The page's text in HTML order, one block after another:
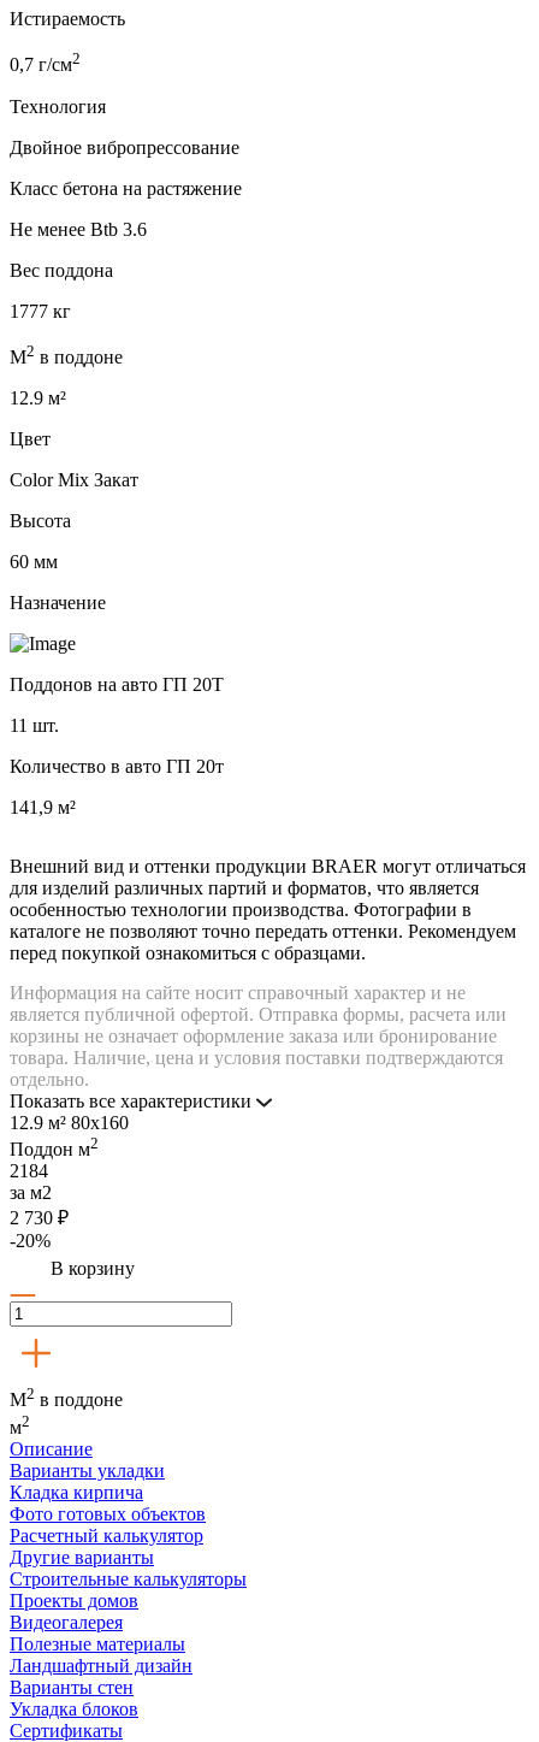
Истираемость
0,7 г/см2
Технология
Двойное вибропрессование
Класс бетона на растяжение
Не менее Btb 3.6
Вес поддона
1777 кг
М2 в поддоне
12.9 м²
Цвет
Color Mix Закат
Высота
60 мм
Назначение
Поддонов на авто ГП 20Т
11 шт.
Количество в авто ГП 20т
141,9 м²
Внешний вид и оттенки продукции BRAER могут отличаться
для изделий различных партий и форматов, что является
особенностью технологии производства. Фотографии в
каталоге не позволяют точно передать оттенки. Рекомендуем
перед покупкой ознакомиться с образцами.
Информация на сайте носит справочный характер и не
является публичной офертой. Отправка формы, расчета или
корзины не означает оформление заказа или бронирование
товара. Наличие, цена и условия поставки подтверждаются
отдельно.
Показать все характеристики
12.9 м² 80x160
Поддон м2
2184
за м2
2 730 ₽
-20%
В корзину
М2 в поддоне
м2
Описание
Варианты укладки
Кладка кирпича
Фото готовых объектов
Расчетный калькулятор
Другие варианты
Строительные калькуляторы
Проекты домов
Видеогалерея
Полезные материалы
Ландшафтный дизайн
Варианты стен
Укладка блоков
Сертификаты